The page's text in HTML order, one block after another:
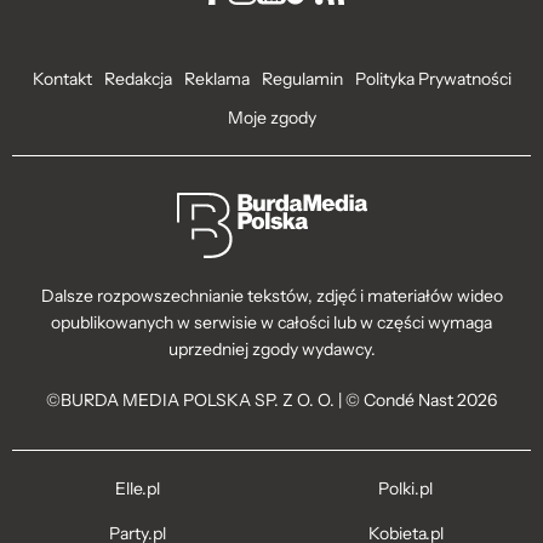
Kontakt Redakcja Reklama Regulamin
Polityka Prywatności
Moje zgody
Dalsze rozpowszechnianie tekstów, zdjęć i materiałów wideo
opublikowanych w serwisie w całości lub w części wymaga
uprzedniej zgody wydawcy.
©BURDA MEDIA POLSKA SP. Z O. O. | © Condé Nast 2026
Elle.pl
Party.pl
Polki.pl
Kobieta.pl